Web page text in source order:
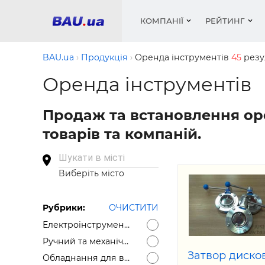
КОМПАНІЇ РЕЙТИНГ
Вікна і
Сипучі
Фарби,
BAU.ua Продукція Оренда інструментів 45
Оренда інструментів
Продаж та встановлення
товарів та компаній.
Шукати в місті
Виберіть місто
Рубрики:
ОЧИСТИТИ
Електроінструменти, бензоінструменти - дрилі, перфоратори, шліфувальні машини
Ручний та механічний інструмент
Обладнання для виробництва будматеріалів
Затвор